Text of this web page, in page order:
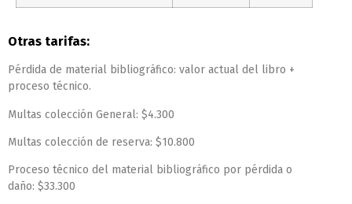
Otras tarifas:
Pérdida de material bibliográfico: valor actual del libro +
proceso técnico.
Multas colección General: $4.300
Multas colección de reserva: $10.800
Proceso técnico del material bibliográfico por pérdida o
daño: $33.300